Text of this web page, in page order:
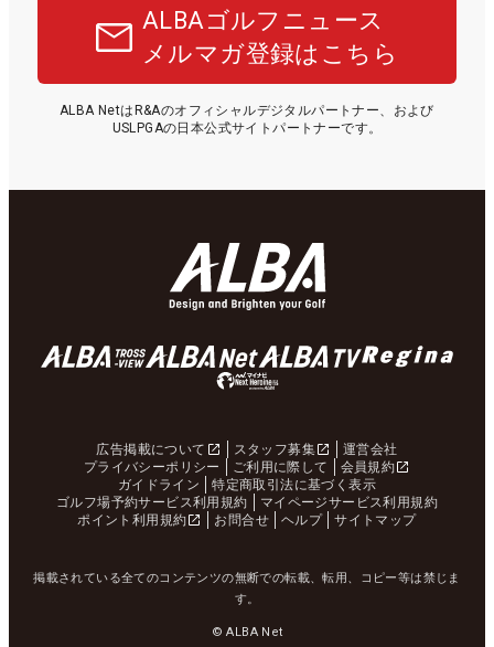
ALBAゴルフニュース
メルマガ登録はこちら
ALBA NetはR&Aのオフィシャルデジタルパートナー、および
USLPGAの日本公式サイトパートナーです。
広告掲載について スタッフ募集
運営会社
プライバシーポリシー
ご利用に際して
会員規約
ガイドライン
特定商取引法に基づく表示
ゴルフ場予約サービス利用規約
マイページサービス利用規約
ポイント利用規約
お問合せ ヘルプ サイトマップ
掲載されている全てのコンテンツの無断での転載、転用、コピー等は禁じま
す。
© ALBA Net